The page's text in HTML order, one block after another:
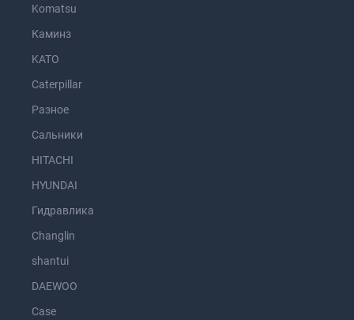
Komatsu
Каминз
KATO
Caterpillar
Разное
Сальники
HITACHI
HYUNDAI
Гидравлика
Changlin
shantui
DAEWOO
Case